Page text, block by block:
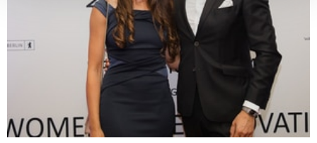
verarbeitet werden, und legen Sie Ihre Präferenzen im
Abschnitt Einzelheiten
fest.
Wir verwenden Cookies, um Inhalte und Anzeigen zu
personalisieren, Funktionen für soziale Medien anbieten
zu können und die Zugriffe auf unsere Website zu
analysieren. Außerdem geben wir Informationen zu Ihrer
Verwendung unserer Website an unsere Partner für